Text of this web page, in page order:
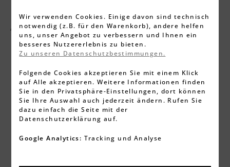
Alle Produkte Gläser
Wir verwenden Cookies. Einige davon sind technisch
notwendig (z.B. für den Warenkorb), andere helfen
uns, unser Angebot zu verbessern und Ihnen ein
besseres Nutzererlebnis zu bieten.
Zu unseren Datenschutzbestimmungen.
Folgende Cookies akzeptieren Sie mit einem Klick
auf Alle akzeptieren. Weitere Informationen finden
Sie in den Privatsphäre-Einstellungen, dort können
Sie Ihre Auswahl auch jederzeit ändern. Rufen Sie
dazu einfach die Seite mit der
Datenschutzerklärung auf.
Google Analytics: Tracking und Analyse